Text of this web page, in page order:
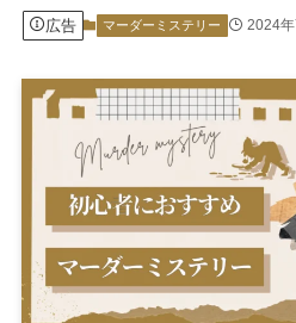
広告 マーダーミステリー 2024